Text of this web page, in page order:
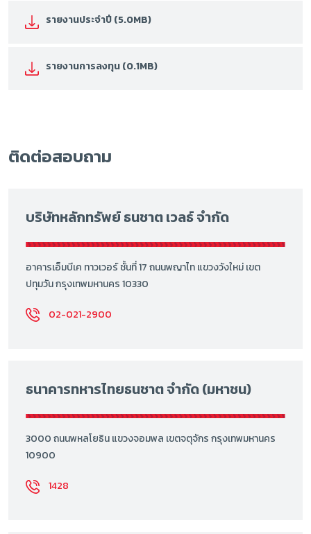
รายงานประจำปี (5.0MB)
รายงานการลงทุน (0.1MB)
ติดต่อสอบถาม
บริษัทหลักทรัพย์ ธนชาต เวลธ์ จำกัด
อาคารเอ็มบีเค ทาวเวอร์ ชั้นที่ 17 ถนนพญาไท แขวงวังใหม่ เขต
ปทุมวัน กรุงเทพมหานคร 10330
02-021-2900
ธนาคารทหารไทยธนชาต จำกัด (มหาชน)
3000 ถนนพหลโยธิน แขวงจอมพล เขตจตุจักร กรุงเทพมหานคร
10900
1428